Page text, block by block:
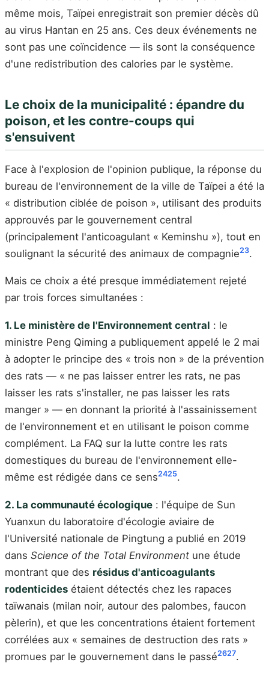
même mois, Taïpei enregistrait son premier décès dû
au virus Hantan en 25 ans. Ces deux événements ne
sont pas une coïncidence — ils sont la conséquence
d'une redistribution des calories par le système.
Le choix de la municipalité : épandre du
poison, et les contre-coups qui
s'ensuivent
Face à l'explosion de l'opinion publique, la réponse du
bureau de l'environnement de la ville de Taïpei a été la
« distribution ciblée de poison », utilisant des produits
approuvés par le gouvernement central
(principalement l'anticoagulant « Keminshu »), tout en
soulignant la sécurité des animaux de compagnie23.
Mais ce choix a été presque immédiatement rejeté
par trois forces simultanées :
1. Le ministère de l'Environnement central : le
ministre Peng Qiming a publiquement appelé le 2 mai
à adopter le principe des « trois non » de la prévention
des rats — « ne pas laisser entrer les rats, ne pas
laisser les rats s'installer, ne pas laisser les rats
manger » — en donnant la priorité à l'assainissement
de l'environnement et en utilisant le poison comme
complément. La FAQ sur la lutte contre les rats
domestiques du bureau de l'environnement elle-
même est rédigée dans ce sens2425.
2. La communauté écologique : l'équipe de Sun
Yuanxun du laboratoire d'écologie aviaire de
l'Université nationale de Pingtung a publié en 2019
dans Science of the Total Environment une étude
montrant que des résidus d'anticoagulants
rodenticides étaient détectés chez les rapaces
taïwanais (milan noir, autour des palombes, faucon
pèlerin), et que les concentrations étaient fortement
corrélées aux « semaines de destruction des rats »
promues par le gouvernement dans le passé2627.